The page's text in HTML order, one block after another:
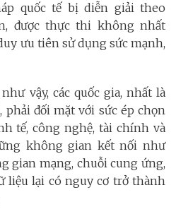
quốc tế bị diễn giải theo
được thực thi không nhất
ưu tiên sử dụng sức mạnh,
vậy, các quốc gia, nhất là
phải đối mặt với sức ép chọn
tế, công nghệ, tài chính và
không gian kết nối như
gian mạng, chuỗi cung ứng,
liệu lại có nguy cơ trở thành